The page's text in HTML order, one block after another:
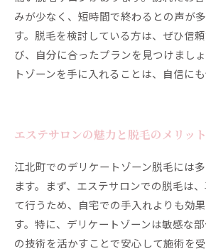
みが少なく、短時間で終わるとの声が
す。脱毛を検討している方は、ぜひ信
び、自分に合ったプランを見つけまし
トゾーンを手に入れることは、自信にも
エステサロンの魅力と脱毛のメリッ
江北町でのデリケートゾーン脱毛には
ます。まず、エステサロンでの脱毛は
て行うため、自宅での手入れよりも効
す。特に、デリケートゾーンは敏感な
の技術を活かすことで安心して施術を